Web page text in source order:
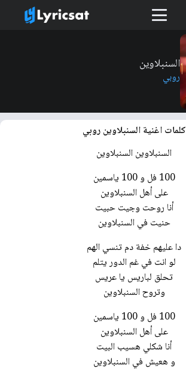
السنبلاوين
روبي
كلمات اغنية السنبلاوين روبي
السنبلاوين السنبلاوين
100 فل و 100 ياسمين
على أهل السنبلاوين
أنا روحت وجيت حبيت
حنيت في السنبلاوين
دا عليهم خفة دم تنسي الهم
لو انت في غم الدور يتلم
تحلق لباريس يا عريس
وتروح السنبلاوين
100 فل و 100 ياسمين
على أهل السنبلاوين
أنا شكلي هسيب البيت
و هعيش في السنبلاوين